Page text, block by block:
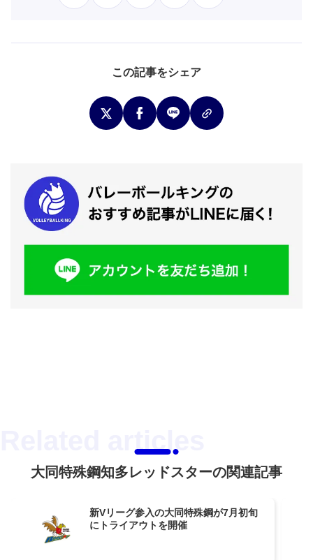
この記事をシェア
大同特殊鋼知多レッドスターの関連記事
新Vリーグ参入の大同特殊鋼が7月初旬
にトライアウトを開催